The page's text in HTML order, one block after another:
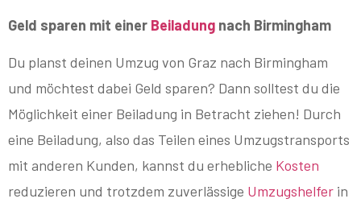
Geld sparen mit einer Beiladung nach Birmingham
Du planst deinen Umzug von Graz nach Birmingham
und möchtest dabei Geld sparen? Dann solltest du die
Möglichkeit einer Beiladung in Betracht ziehen! Durch
eine Beiladung, also das Teilen eines Umzugstransports
mit anderen Kunden, kannst du erhebliche Kosten
reduzieren und trotzdem zuverlässige Umzugshelfer in